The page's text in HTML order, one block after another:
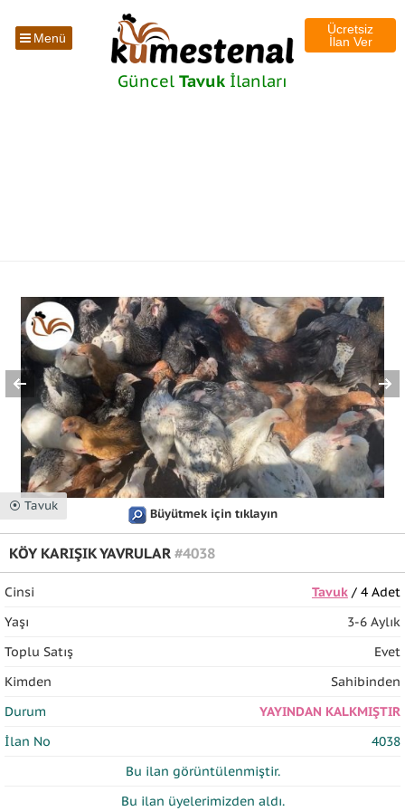
Menü
Ücretsiz
İlan Ver
Güncel Tavuk İlanları
⦿ Tavuk
Büyütmek için tıklayın
KÖY KARIŞIK YAVRULAR #4038
Cinsi Tavuk/ 4 Adet
Yaşı
3-6 Aylık
Toplu Satış
Evet
Kimden
Sahibinden
Durum
YAYINDAN KALKMIŞTIR
İlan No
4038
Bu ilan görüntülenmiştir.
Bu ilan üyelerimizden aldı.